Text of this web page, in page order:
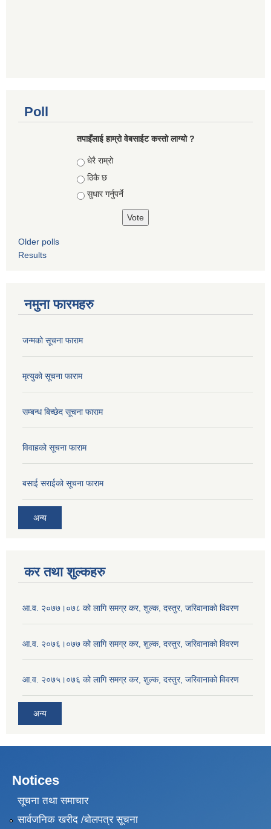
Poll
तपाइँलाई हाम्रो वेबसाईट कस्तो लाग्यो ?
Choices
धेरै राम्रो
ठिकै छ
सुधार गर्नुपर्ने
Older polls
Results
नमुना फारमहरु
जन्मको सूचना फाराम
मृत्युको सूचना फाराम
सम्बन्ध बिच्छेद सूचना फाराम
विवाहको सूचना फाराम
बसाई सराईको सूचना फाराम
अन्य
कर तथा शुल्कहरु
आ.व. २०७७।०७८ को लागि समग्र कर, शुल्क, दस्तुर, जरिवानाको विवरण
आ.व. २०७६।०७७ को लागि समग्र कर, शुल्क, दस्तुर, जरिवानाको विवरण
आ.व. २०७५।०७६ को लागि समग्र कर, शुल्क, दस्तुर, जरिवानाको विवरण
अन्य
Notices
सूचना तथा समाचार
सार्वजनिक खरीद /बोलपत्र सूचना